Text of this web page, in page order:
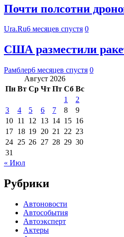
Почти полсотни
Ura.Ru6 месяцев спустя 0
США разместили
Рамблер6 месяцев спустя 0
Август 2026
Пн Вт Ср Чт Пт Сб Вс
1
2
3
4 5 6 7 8
9
10 11 12 13 14 15 16
17 18 19 20 21 22 23
24 25 26 27 28 29 30
31
« Июл
Рубрики
Автоновости
Автособытия
Автоэксперт
Актеры